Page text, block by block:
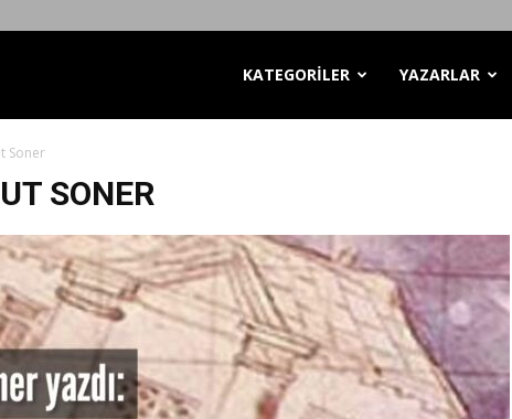
KATEGORİLER YAZARLAR
Soner
SONER